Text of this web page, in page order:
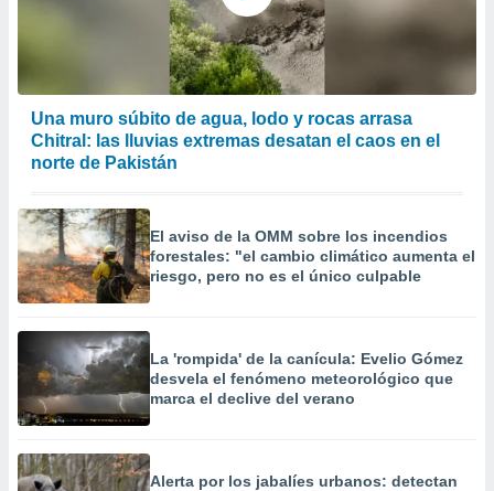
Una muro súbito de agua, lodo y rocas arrasa
Chitral: las lluvias extremas desatan el caos en el
norte de Pakistán
El aviso de la OMM sobre los incendios
forestales: "el cambio climático aumenta el
riesgo, pero no es el único culpable
La 'rompida' de la canícula: Evelio Gómez
desvela el fenómeno meteorológico que
marca el declive del verano
Alerta por los jabalíes urbanos: detectan